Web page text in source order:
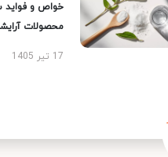
خواص و فواید
محصولات
17 تیر 1405